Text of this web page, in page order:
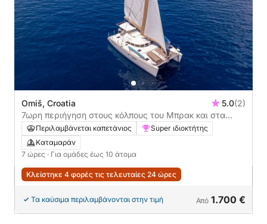
Omiš, Croatia 5.0(2)
7ωρη περιήγηση στους κόλπους του Μπρακ και στα
παράκτια χωριά
Περιλαμβάνεται καπετάνιος
Super ιδιοκτήτης
Καταμαράν
7 ώρες · Για ομάδες έως 10 άτομα
Κλείστηκε 4 φορές τις τελευταίες 24 ώρες
Τα καύσιμα περιλαμβάνονται στην τιμή Από 1.700 €